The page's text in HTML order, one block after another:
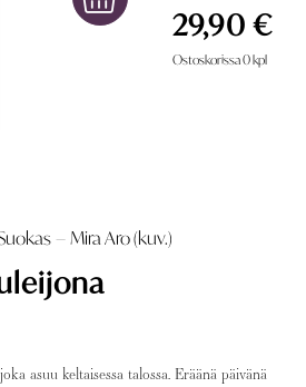
29,90 €
Ostoskorissa0kpl
–Mira Aro (kuv.)
asuu keltaisessa talossa. Eräänä päivänä